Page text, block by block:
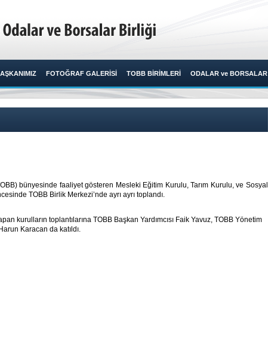
FOTOĞRAF GALERİSİ TOBB BİRİMLERİ ODALAR ve BORSALAR
bünyesinde faaliyet gösteren Mesleki Eğitim Kurulu, Tarım Kurulu, ve Sosyal
TOBB Birlik Merkezi’nde ayrı ayrı toplandı.​
kurulların toplantılarına TOBB Başkan Yardımcısı Faik Yavuz, TOBB Yönetim
Karacan da katıldı.